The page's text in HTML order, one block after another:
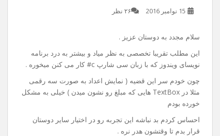
15 نوامبر 2016 ۲۶ نظر
سلام مجدد به دوستان عزیز .
این مطلب تقریبا تخصصی به نظر میاد و بیشتر به درد برنامه
نویسای ویندوز که با زبان سی شارپ c# کار می کنن میخوره .
چون خودم سر این قضیه ( نمایش اعداد به صورت سه رقمی
مثلا در TextBox هایی که مبلغ رو نشون میدن ) خیلی به مشکل
خورده بودم
احساس کردم بد نباشه این تجربه رو در اختیار سایر دوستان
قرار بدم تا وقتشون هدر نره .